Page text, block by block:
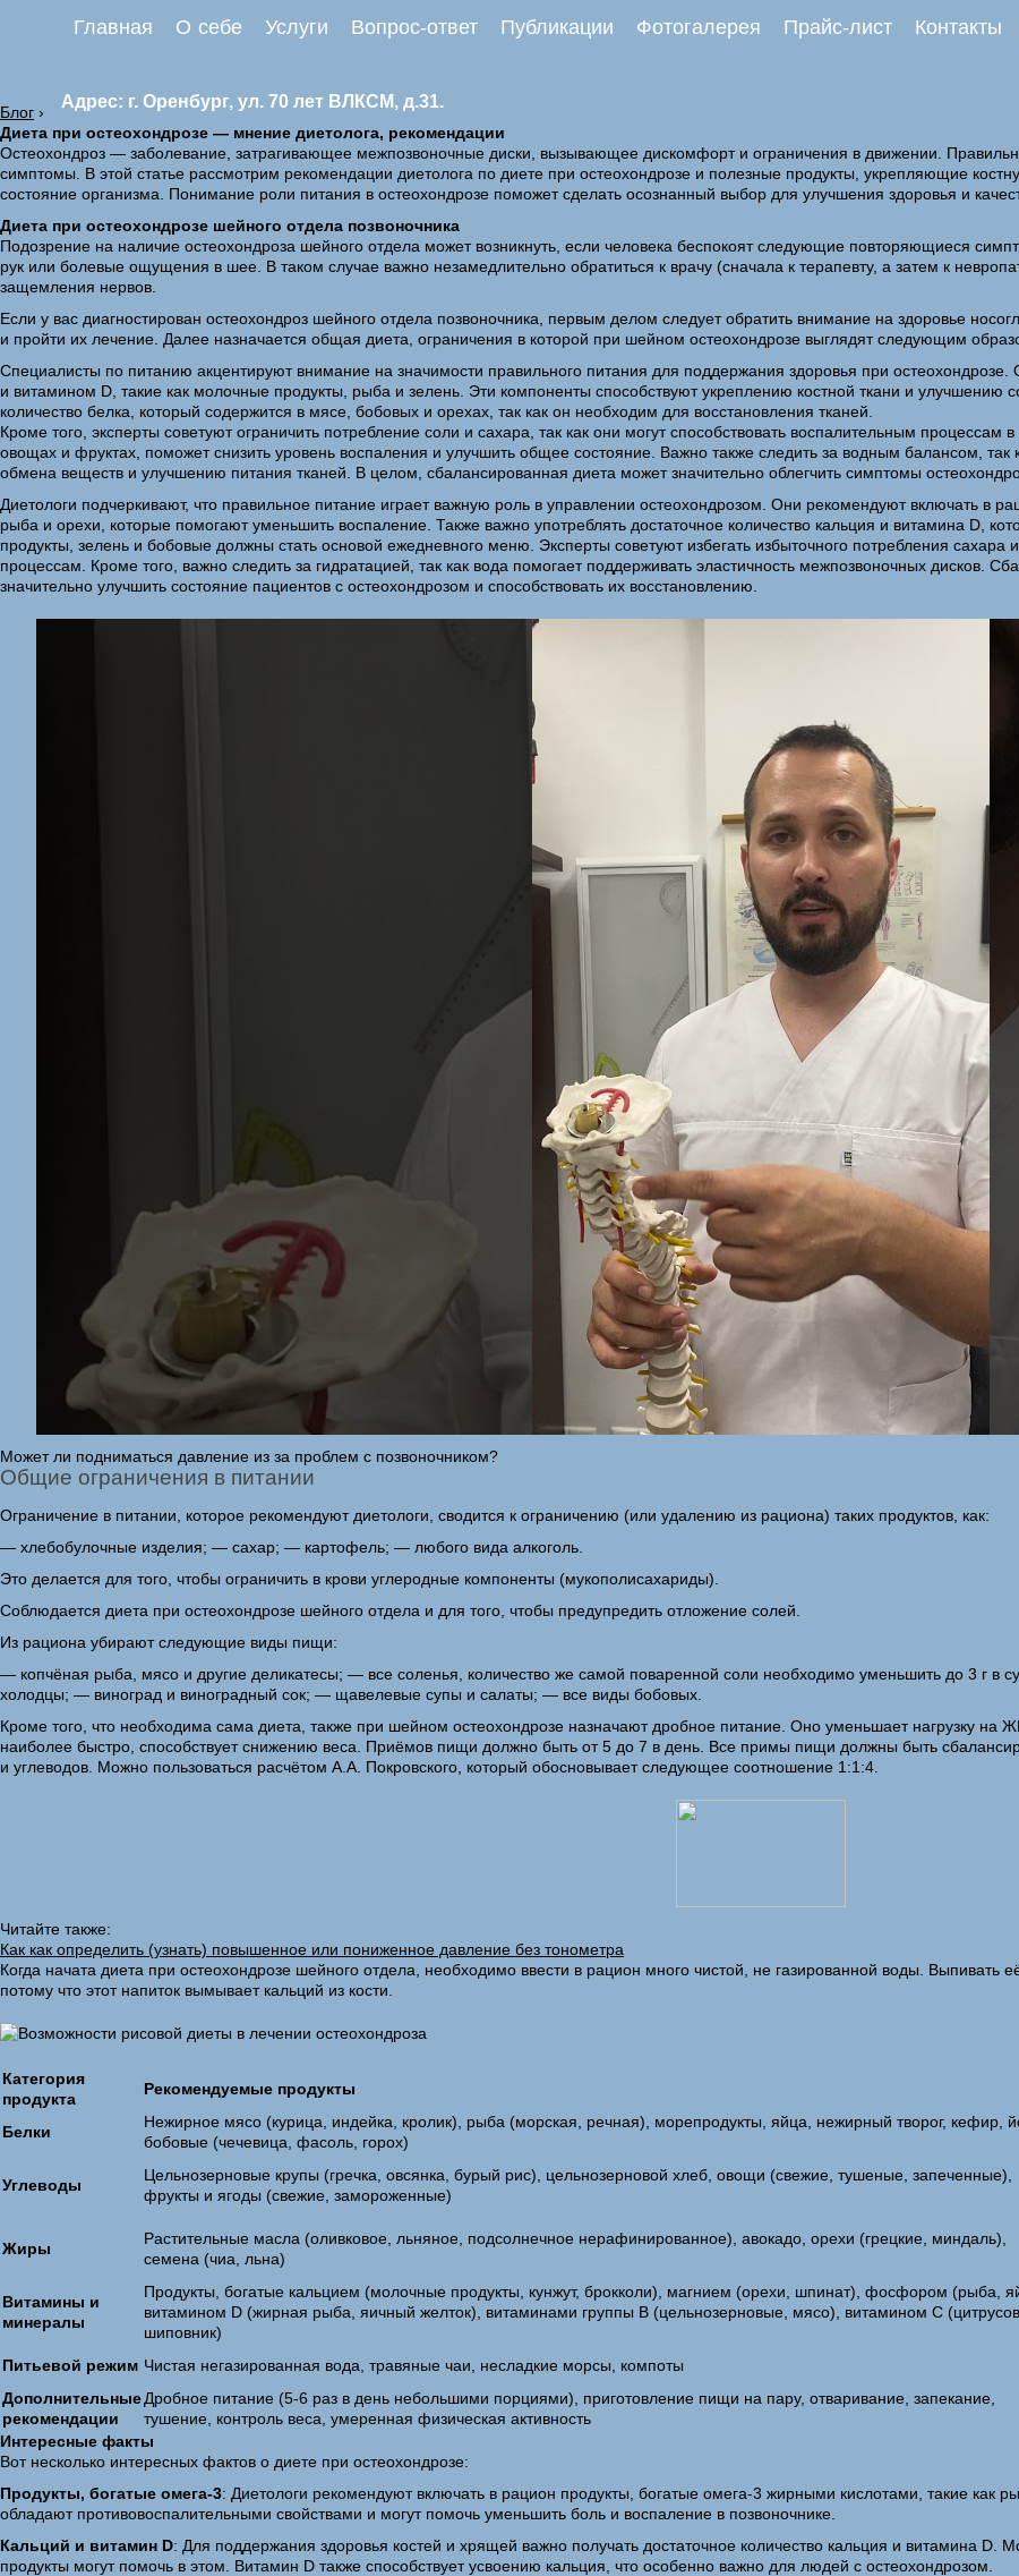
Главная О себе Услуги Вопрос-ответ Публикации Фотогалерея Прайс-лист Контакты
Адрес: г. Оренбург, ул. 70 лет ВЛКСМ, д.31.
Блог ›
Диета при остеохондрозе — мнение диетолога, рекомендации
Остеохондроз — заболевание, затрагивающее межпозвоночные диски, вызывающее дискомфорт и ограничения в движении.
симптомы. В этой статье рассмотрим рекомендации диетолога по диете при остеохондрозе и полезные продукты, укрепляющие
состояние организма. Понимание роли питания в остеохондрозе поможет сделать осознанный выбор для улучшения здоровья и
Диета при остеохондрозе шейного отдела позвоночника
Подозрение на наличие остеохондроза шейного отдела может возникнуть, если человека беспокоят следующие повторяющиеся
рук или болевые ощущения в шее. В таком случае важно незамедлительно обратиться к врачу (сначала к терапевту, а затем к
защемления нервов.
Если у вас диагностирован остеохондроз шейного отдела позвоночника, первым делом следует обратить внимание на здоровье
и пройти их лечение. Далее назначается общая диета, ограничения в которой при шейном остеохондрозе выглядят следующим
Специалисты по питанию акцентируют внимание на значимости правильного питания для поддержания здоровья при
и витамином D, такие как молочные продукты, рыба и зелень. Эти компоненты способствуют укреплению костной ткани и улучшению
количество белка, который содержится в мясе, бобовых и орехах, так как он необходим для восстановления тканей.
Кроме того, эксперты советуют ограничить потребление соли и сахара, так как они могут способствовать воспалительным
овощах и фруктах, поможет снизить уровень воспаления и улучшить общее состояние. Важно также следить за водным балансом, так
обмена веществ и улучшению питания тканей. В целом, сбалансированная диета может значительно облегчить симптомы
Диетологи подчеркивают, что правильное питание играет важную роль в управлении остеохондрозом. Они рекомендуют включать в
рыба и орехи, которые помогают уменьшить воспаление. Также важно употреблять достаточное количество кальция и витамина D,
продукты, зелень и бобовые должны стать основой ежедневного меню. Эксперты советуют избегать избыточного потребления сахара
процессам. Кроме того, важно следить за гидратацией, так как вода помогает поддерживать эластичность межпозвоночных дисков.
значительно улучшить состояние пациентов с остеохондрозом и способствовать их восстановлению.
Может ли подниматься давление из за проблем с позвоночником?
Общие ограничения в питании
Ограничение в питании, которое рекомендуют диетологи, сводится к ограничению (или удалению из рациона) таких продуктов, как:
— хлебобулочные изделия; — сахар; — картофель; — любого вида алкоголь.
Это делается для того, чтобы ограничить в крови углеродные компоненты (мукополисахариды).
Соблюдается диета при остеохондрозе шейного отдела и для того, чтобы предупредить отложение солей.
Из рациона убирают следующие виды пищи:
— копчёная рыба, мясо и другие деликатесы; — все соленья, количество же самой поваренной соли необходимо уменьшить до 3 г в
холодцы; — виноград и виноградный сок; — щавелевые супы и салаты; — все виды бобовых.
Кроме того, что необходима сама диета, также при шейном остеохондрозе назначают дробное питание. Оно уменьшает нагрузку на
наиболее быстро, способствует снижению веса. Приёмов пищи должно быть от 5 до 7 в день. Все примы пищи должны быть
и углеводов. Можно пользоваться расчётом А.А. Покровского, который обосновывает следующее соотношение 1:1:4.
Читайте также:
Как как определить (узнать) повышенное или пониженное давление без тонометра
Когда начата диета при остеохондрозе шейного отдела, необходимо ввести в рацион много чистой, не газированной воды. Выпивать
потому что этот напиток вымывает кальций из кости.
Категория
продукта
Рекомендуемые продукты
Белки
Нежирное мясо (курица, индейка, кролик), рыба (морская, речная), морепродукты, яйца, нежирный творог, кефир,
бобовые (чечевица, фасоль, горох)
Углеводы
Цельнозерновые крупы (гречка, овсянка, бурый рис), цельнозерновой хлеб, овощи (свежие, тушеные, запеченные),
фрукты и ягоды (свежие, замороженные)
Жиры
Растительные масла (оливковое, льняное, подсолнечное нерафинированное), авокадо, орехи (грецкие, миндаль),
семена (чиа, льна)
Витамины и
минералы
Продукты, богатые кальцием (молочные продукты, кунжут, брокколи), магнием (орехи, шпинат), фосфором (рыба,
витамином D (жирная рыба, яичный желток), витаминами группы В (цельнозерновые, мясо), витамином С
шиповник)
Питьевой режим Чистая негазированная вода, травяные чаи, несладкие морсы, компоты
Дополнительные
рекомендации
Дробное питание (5-6 раз в день небольшими порциями), приготовление пищи на пару, отваривание, запекание,
тушение, контроль веса, умеренная физическая активность
Интересные факты
Вот несколько интересных фактов о диете при остеохондрозе:
Продукты, богатые омега-3: Диетологи рекомендуют включать в рацион продукты, богатые омега-3 жирными кислотами, такие как
обладают противовоспалительными свойствами и могут помочь уменьшить боль и воспаление в позвоночнике.
Кальций и витамин D: Для поддержания здоровья костей и хрящей важно получать достаточное количество кальция и витамина
продукты могут помочь в этом. Витамин D также способствует усвоению кальция, что особенно важно для людей с остеохондрозом.